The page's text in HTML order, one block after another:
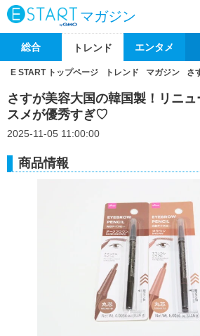
マガジン
総合 トレンド エンタメ
E START トップページ トレンド マガジン さ
さすが美容大国の韓国製！リニ
スメが優秀すぎ♡
2025-11-05 11:00:00
商品情報